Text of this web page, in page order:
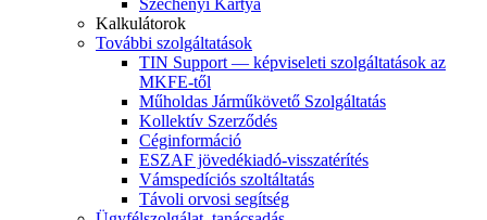
Széchenyi Kártya
Kalkulátorok
További szolgáltatások
TIN Support — képviseleti szolgáltatások az
MKFE-től
Műholdas Járműkövető Szolgáltatás
Kollektív Szerződés
Céginformáció
ESZAF jövedékiadó-visszatérítés
Vámspedíciós szoltáltatás
Távoli orvosi segítség